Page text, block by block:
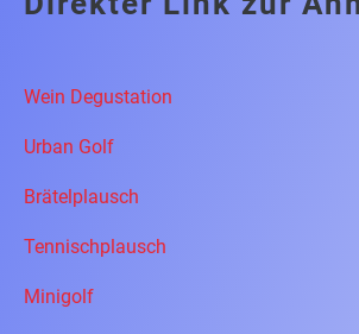
Wein Degustation
Urban Golf
Brätelplausch
Tennischplausch
Minigolf